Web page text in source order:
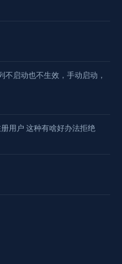
不启动也不生效，手动启动，
用户 这种有啥好办法拒绝